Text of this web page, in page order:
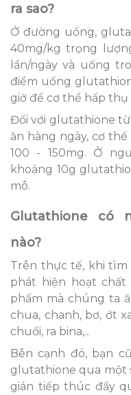
ra sao?
Ở đường uống,
40mg/kg trọng
lần/ngày và uống
điểm uống
giờ để cơ thể hấp
Đối với glutathione
ăn hàng ngày, cơ
100 - 150mg. Ở
khoảng 10g
mô.
Glutathione có
nào?
Trên thực tế, khi tìm
phát hiện hoạt
phẩm mà chúng ta
chua, chanh, bơ, ớt
chuối, ra bina,...
Bên cạnh đó, bạn
glutathione qua một
gián tiếp thúc đẩy